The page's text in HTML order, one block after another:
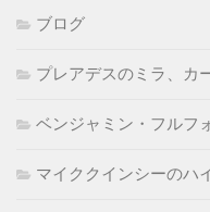
ブログ
プレアデスのミラ、カ
ベンジャミン・フルフ
マイククインシーのハ